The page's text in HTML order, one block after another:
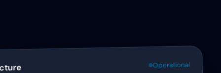
Operational